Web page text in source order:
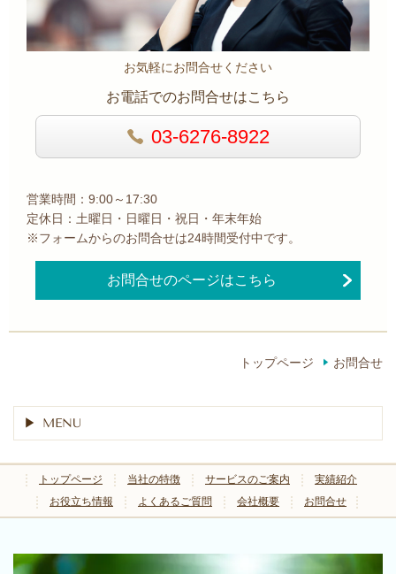
お気軽にお問合せください
お電話でのお問合せはこちら
03-6276-8922
営業時間：9:00～17:30
定休日：土曜日・日曜日・祝日・年末年始
※フォームからのお問合せは24時間受付中です。
お問合せのページはこちら
トップページ お問合せ
MENU
トップページ 当社の特徴 サービスのご案内
実績紹介
お役立ち情報
よくあるご質問 会社概要 お問合せ